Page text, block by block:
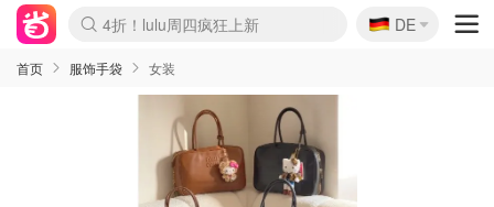
Boticinal 夏促开抢！
4折！lulu周四疯狂上新
还没结束！&OtherStories大促
Joybuy变相75折 随时失效
速领！Stanley独家85折
疑似霸哥！Camper额外叠85折
Zalando 奥莱闪促！每日更新
Moncler反季囤！5折起+叠9折
Coach Brooklyn仅€192
🇩🇪
DE
首页 服饰手袋 女装